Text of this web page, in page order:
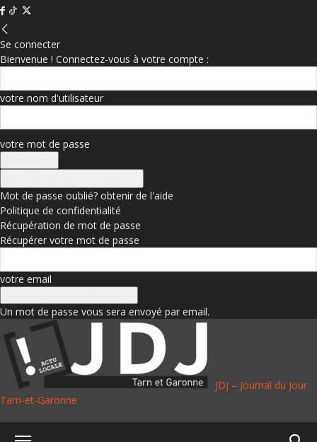
Se connecter
Bienvenue ! Connectez-vous à votre compte :
votre nom d'utilisateur
votre mot de passe
Mot de passe oublié? obtenir de l'aide
Politique de confidentialité
Récupération de mot de passe
Récupérer votre mot de passe
votre email
Un mot de passe vous sera envoyé par email.
JDJ – Journal du Jour
Tarn-et-Garonne